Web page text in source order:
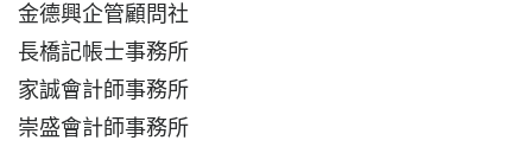
金德興企管顧問社
長橋記帳士事務所
家誠會計師事務所
崇盛會計師事務所